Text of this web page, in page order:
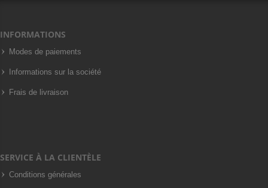
INFORMATIONS
Modes de paiements
Informations sur la société
Frais de livraison
SERVICE À LA CLIENTÈLE
Conditions générales